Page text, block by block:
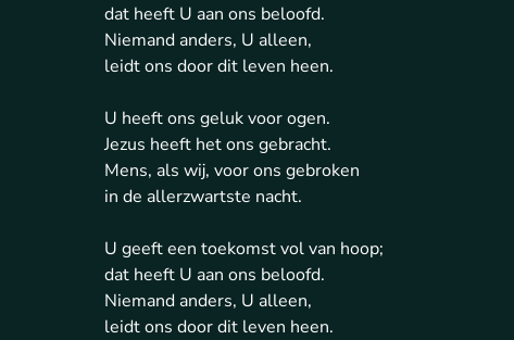
dat heeft U aan ons beloofd.
Niemand anders, U alleen,
leidt ons door dit leven heen.
U heeft ons geluk voor ogen.
Jezus heeft het ons gebracht.
Mens, als wij, voor ons gebroken
in de allerzwartste nacht.
U geeft een toekomst vol van hoop;
dat heeft U aan ons beloofd.
Niemand anders, U alleen,
leidt ons door dit leven heen.